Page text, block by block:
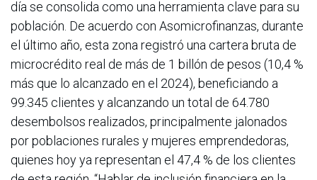
día se consolida como una herramienta clave para su
población. De acuerdo con Asomicrofinanzas, durante
el último año, esta zona registró una cartera bruta de
microcrédito real de más de 1 billón de pesos (10,4 %
más que lo alcanzado en el 2024), beneficiando a
99.345 clientes y alcanzando un total de 64.780
desembolsos realizados, principalmente jalonados
por poblaciones rurales y mujeres emprendedoras,
quienes hoy ya representan el 47,4 % de los clientes